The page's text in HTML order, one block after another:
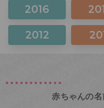
2016
2012
赤ちゃんの